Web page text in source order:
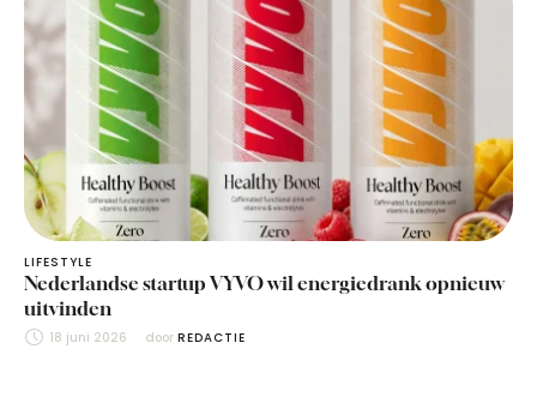
LIFESTYLE
Nederlandse startup VYVO wil energiedrank opnieuw
uitvinden
18 juni 2026 door REDACTIE